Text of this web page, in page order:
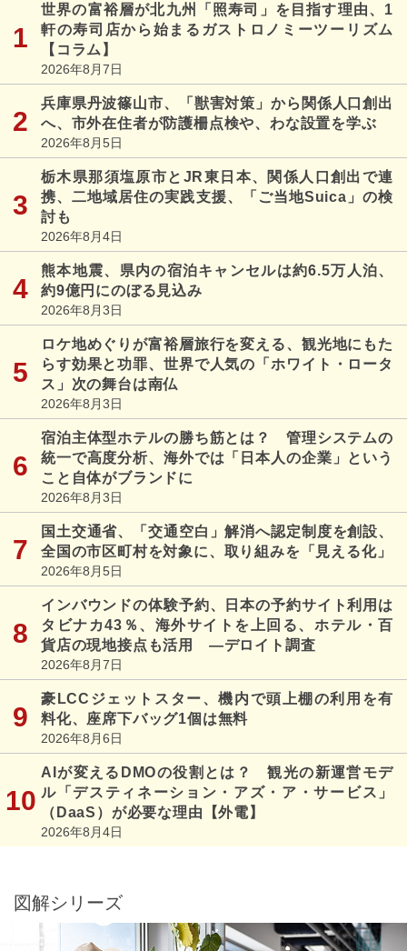
世界の富裕層が北九州「照寿司」を目指す理由、1
軒の寿司店から始まるガストロノミーツーリズム
【コラム】
2026年8月7日
兵庫県丹波篠山市、「獣害対策」から関係人口創出
へ、市外在住者が防護柵点検や、わな設置を学ぶ
2026年8月5日
栃木県那須塩原市とJR東日本、関係人口創出で連
携、二地域居住の実践支援、「ご当地Suica」の検
討も
2026年8月4日
熊本地震、県内の宿泊キャンセルは約6.5万人泊、
約9億円にのぼる見込み
2026年8月3日
ロケ地めぐりが富裕層旅行を変える、観光地にもた
らす効果と功罪、世界で人気の「ホワイト・ロータ
ス」次の舞台は南仏
2026年8月3日
宿泊主体型ホテルの勝ち筋とは？ 管理システムの
統一で高度分析、海外では「日本人の企業」という
こと自体がブランドに
2026年8月3日
国土交通省、「交通空白」解消へ認定制度を創設、
全国の市区町村を対象に、取り組みを「見える化」
2026年8月5日
インバウンドの体験予約、日本の予約サイト利用は
タビナカ43％、海外サイトを上回る、ホテル・百
貨店の現地接点も活用 ―デロイト調査
2026年8月7日
豪LCCジェットスター、機内で頭上棚の利用を有
料化、座席下バッグ1個は無料
2026年8月6日
AIが変えるDMOの役割とは？ 観光の新運営モデ
ル「デスティネーション・アズ・ア・サービス」
（DaaS）が必要な理由【外電】
2026年8月4日
図解シリーズ